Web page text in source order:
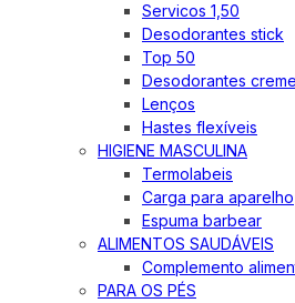
Servicos 1,50
Desodorantes stick
Top 50
Desodorantes creme
Lenços
Hastes flexíveis
HIGIENE MASCULINA
Termolabeis
Carga para aparelho
Espuma barbear
ALIMENTOS SAUDÁVEIS
Complemento
PARA OS PÉS